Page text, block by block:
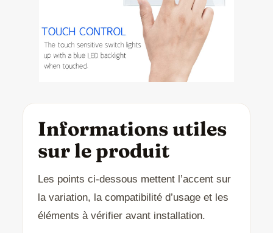
Informations utiles
sur le produit
Les points ci-dessous mettent l’accent sur
la variation, la compatibilité d’usage et les
éléments à vérifier avant installation.